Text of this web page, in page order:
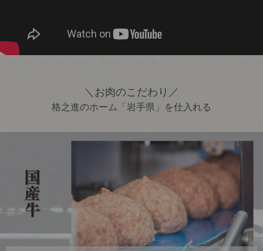
＼お肉のこだわり／
格之進のホーム「岩手県」を仕入れる